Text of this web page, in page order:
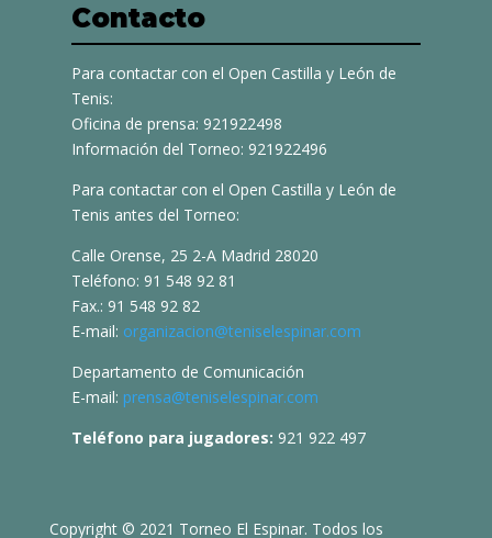
Contacto
Para contactar con el Open Castilla y León de
Tenis:
Oficina de prensa: 921922498
Información del Torneo: 921922496
Para contactar con el Open Castilla y León de
Tenis antes del Torneo:
Calle Orense, 25 2-A Madrid 28020
Teléfono: 91 548 92 81
Fax.: 91 548 92 82
E-mail: organizacion@teniselespinar.com
Departamento de Comunicación
E-mail: prensa@teniselespinar.com
Teléfono para jugadores: 921 922 497
Copyright © 2021 Torneo El Espinar. Todos los